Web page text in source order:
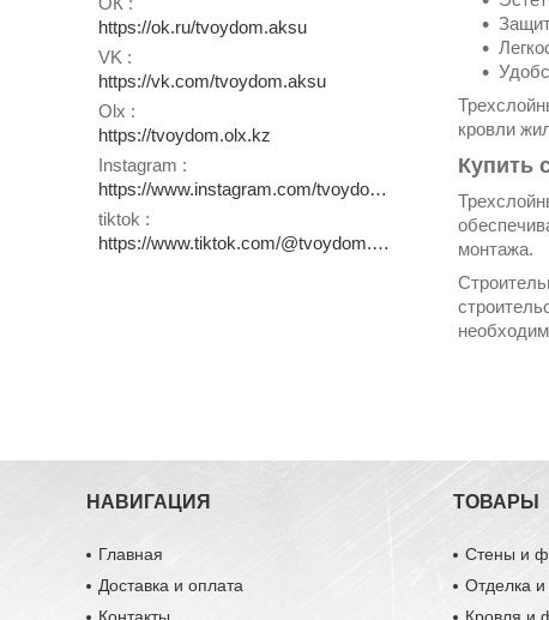
кровли
Купить
монтажа.
https://ok.ru/tvoydom.aksu
VK
https://vk.com/tvoydom.aksu
Olx
https://tvoydom.olx.kz
Instagram
https://www.instagram.com/tvoydom.aksu
tiktok
https://www.tiktok.com/@tvoydom.aksu
НАВИГАЦИЯ
Главная
Доставка и оплата
Контакты
ТОВАРЫ
Стены и
Отделка и
Кровля и